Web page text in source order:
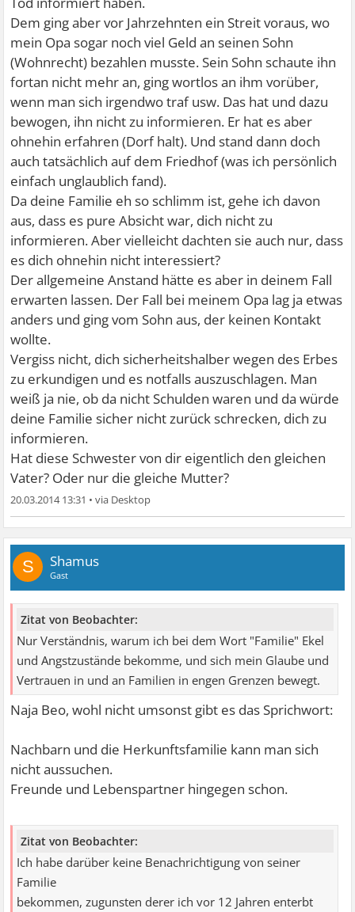
Dem ging aber vor Jahrzehnten ein Streit voraus, wo
mein Opa sogar noch viel Geld an seinen Sohn
(Wohnrecht) bezahlen musste. Sein Sohn schaute ihn
fortan nicht mehr an, ging wortlos an ihm vorüber,
wenn man sich irgendwo traf usw. Das hat und dazu
bewogen, ihn nicht zu informieren. Er hat es aber
ohnehin erfahren (Dorf halt). Und stand dann doch
auch tatsächlich auf dem Friedhof (was ich persönlich
einfach unglaublich fand).
Da deine Familie eh so schlimm ist, gehe ich davon
aus, dass es pure Absicht war, dich nicht zu
informieren. Aber vielleicht dachten sie auch nur, dass
es dich ohnehin nicht interessiert?
Der allgemeine Anstand hätte es aber in deinem Fall
erwarten lassen. Der Fall bei meinem Opa lag ja etwas
anders und ging vom Sohn aus, der keinen Kontakt
wollte.
Vergiss nicht, dich sicherheitshalber wegen des Erbes
zu erkundigen und es notfalls auszuschlagen. Man
weiß ja nie, ob da nicht Schulden waren und da würde
deine Familie sicher nicht zurück schrecken, dich zu
informieren.
Hat diese Schwester von dir eigentlich den gleichen
Vater? Oder nur die gleiche Mutter?
20.03.2014 13:31 •
S Shamus
Gast
Zitat von Beobachter:
Nur Verständnis, warum ich bei dem Wort "Familie" Ekel
und Angstzustände bekomme, und sich mein Glaube und
Vertrauen in und an Familien in engen Grenzen bewegt.
Naja Beo, wohl nicht umsonst gibt es das Sprichwort:
Nachbarn und die Herkunftsfamilie kann man sich
nicht aussuchen.
Freunde und Lebenspartner hingegen schon.
Zitat von Beobachter:
Ich habe darüber keine Benachrichtigung von seiner
Familie
bekommen, zugunsten derer ich vor 12 Jahren enterbt